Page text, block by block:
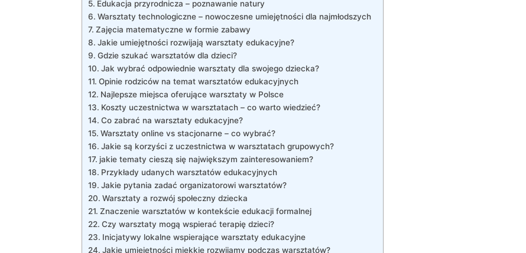
Edukacja przyrodnicza – poznawanie natury
Warsztaty technologiczne‍ – nowoczesne umiejętności dla najmłodszych
Zajęcia‌ matematyczne ⁣w formie‌ zabawy
Jakie umiejętności ⁢rozwijają warsztaty⁢ edukacyjne?
Gdzie⁤ szukać warsztatów dla ⁢dzieci?
Jak wybrać‌ odpowiednie warsztaty dla swojego dziecka?
Opinie⁣ rodziców ⁢na temat warsztatów edukacyjnych
Najlepsze ‍miejsca ⁤oferujące warsztaty w Polsce
Koszty uczestnictwa w warsztatach – co warto wiedzieć?
Co zabrać na warsztaty⁤ edukacyjne?
Warsztaty ​online ‌vs stacjonarne –​ co ⁣wybrać?
Jakie są korzyści ​z ⁣uczestnictwa w warsztatach grupowych?
jakie ⁤tematy cieszą się największym zainteresowaniem?
Przykłady udanych warsztatów⁣ edukacyjnych
Jakie ⁢pytania zadać organizatorowi warsztatów?
Warsztaty⁣ a ‌rozwój społeczny⁤ dziecka
Znaczenie⁢ warsztatów⁣ w ⁣kontekście edukacji formalnej
Czy warsztaty mogą wspierać terapię⁢ dzieci?
Inicjatywy lokalne wspierające warsztaty edukacyjne
Jakie⁣ umiejętności miękkie rozwijamy podczas warsztatów?